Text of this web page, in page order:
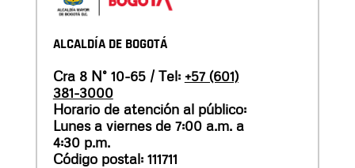
ALCALDÍA DE BOGOTÁ
Cra 8 N° 10-65 / Tel: +57 (601)
381-3000
Horario de atención al público:
Lunes a viernes de 7:00 a.m. a
4:30 p.m.
Código postal: 111711